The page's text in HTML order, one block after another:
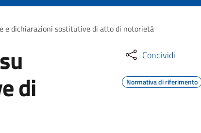
e dichiarazioni sostitutive di atto di notorietà
di
Condividi
Normativa di riferimento